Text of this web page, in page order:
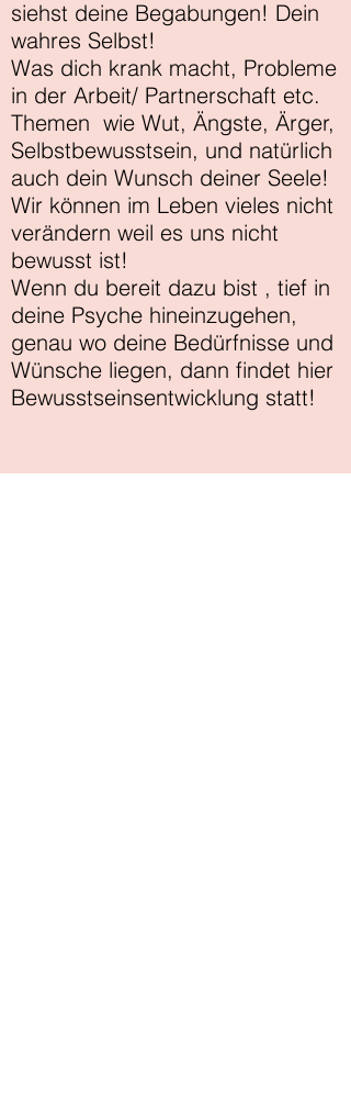
siehst deine Begabungen! Dein
wahres Selbst!
Was dich krank macht, Probleme
in der Arbeit/ Partnerschaft etc.
Themen wie Wut, Ängste, Ärger,
Selbstbewusstsein, und natürlich
auch dein Wunsch deiner Seele!
Wir können im Leben vieles nicht
verändern weil es uns nicht
bewusst ist!
Wenn du bereit dazu bist , tief in
deine Psyche hineinzugehen,
genau wo deine Bedürfnisse und
Wünsche liegen, dann findet hier
Bewusstseinsentwicklung statt!